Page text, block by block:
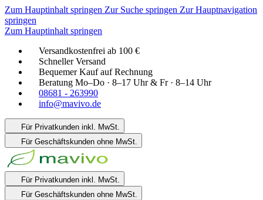
Zum Hauptinhalt springen Zur Suche springen Zur Hauptnavigation
springen
Zum Hauptinhalt springen
Versandkostenfrei ab 100 €
Schneller Versand
Bequemer Kauf auf Rechnung
Beratung Mo–Do · 8–17 Uhr & Fr · 8–14 Uhr
08681 - 263990
info@mavivo.de
Für Privatkunden inkl. MwSt.
Für Geschäftskunden ohne MwSt.
Für Privatkunden inkl. MwSt.
Für Geschäftskunden ohne MwSt.